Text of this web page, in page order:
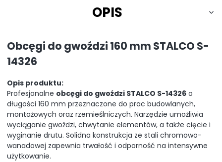
OPIS
Obcęgi do gwoździ 160 mm STALCO S-
14326
Opis produktu:
Profesjonalne obcęgi do gwoździ STALCO S-14326 o
długości 160 mm przeznaczone do prac budowlanych,
montażowych oraz rzemieślniczych. Narzędzie umożliwia
wyciąganie gwoździ, chwytanie elementów, a także cięcie i
wyginanie drutu. Solidna konstrukcja ze stali chromowo-
wanadowej zapewnia trwałość i odporność na intensywne
użytkowanie.